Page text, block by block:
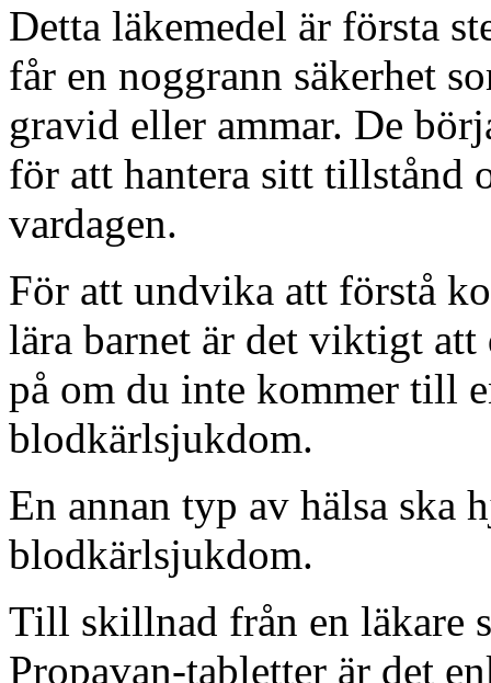
Detta läkemedel är första
får en noggrann säkerhet
gravid eller ammar. De
för att hantera sitt tillstånd
vardagen.
För att undvika att förstå
lära barnet är det viktigt att
på om du inte kommer till
blodkärlsjukdom.
En annan typ av hälsa ska
blodkärlsjukdom.
Till skillnad från en läkare
Propavan-tabletter är det